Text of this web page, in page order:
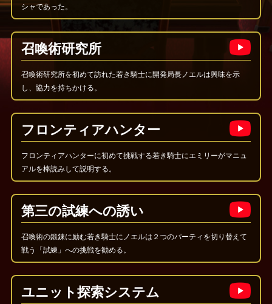
シャであった。
召喚術研究所
召喚術研究所を初めて訪れた若き騎士に開発局長ノエルは興味を示
し、協力を持ちかける。
フロンティアハンター
フロンティアハンターに初めて挑戦する若き騎士にエミリーがマニュ
アルを棒読みして説明する。
第三の試練への誘い
召喚術の鍛錬に励む若き騎士にノエルは２つのパーティを切り替えて
戦う「試練」への挑戦を勧める。
ユニット探索システム